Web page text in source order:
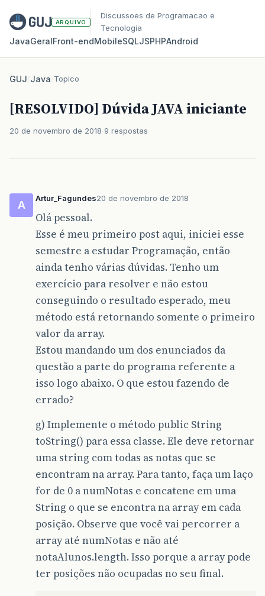
ARQUIVO
Discussoes de Programacao e
Tecnologia
JavaGeralFront‑endMobileSQLJSPHPAndroid
GUJ/Java/Topico
[RESOLVIDO] Dúvida JAVA iniciante
20 de novembro de 2018 9 respostas
A
Artur_Fagundes20 de novembro de 2018
Olá pessoal.
Esse é meu primeiro post aqui, iniciei esse
semestre a estudar Programação, então
ainda tenho várias dúvidas. Tenho um
exercício para resolver e não estou
conseguindo o resultado esperado, meu
método está retornando somente o primeiro
valor da array.
Estou mandando um dos enunciados da
questão a parte do programa referente a
isso logo abaixo. O que estou fazendo de
errado?
g) Implemente o método public String
toString() para essa classe. Ele deve retornar
uma string com todas as notas que se
encontram na array. Para tanto, faça um laço
for de 0 a numNotas e concatene em uma
String o que se encontra na array em cada
posição. Observe que você vai percorrer a
array até numNotas e não até
notaAlunos.length. Isso porque a array pode
ter posições não ocupadas no seu final.